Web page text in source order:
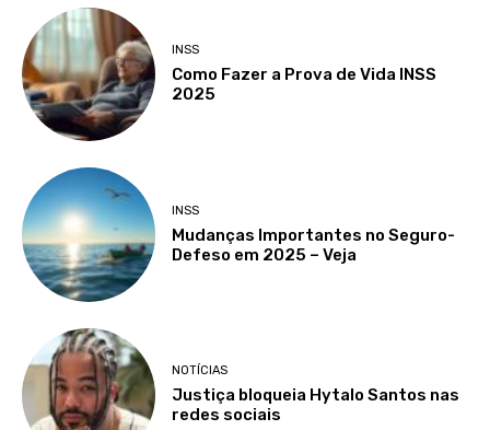
INSS
Como Fazer a Prova de Vida INSS
2025
INSS
Mudanças Importantes no Seguro-
Defeso em 2025 – Veja
NOTÍCIAS
Justiça bloqueia Hytalo Santos nas
redes sociais